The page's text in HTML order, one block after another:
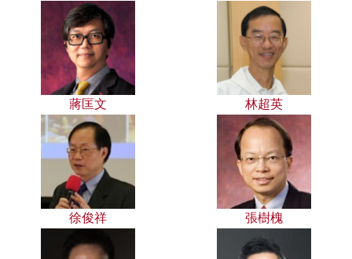
蔣匡文 林超英
徐俊祥 張樹槐